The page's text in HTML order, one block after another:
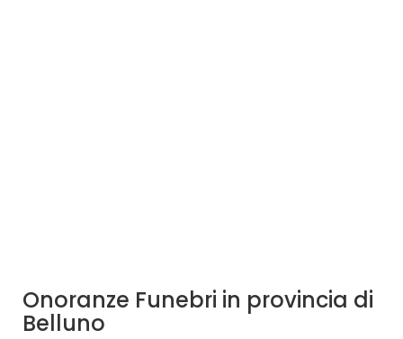
Onoranze Funebri in provincia di
Belluno